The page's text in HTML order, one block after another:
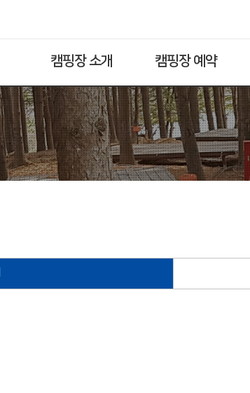
캠핑장 소개 캠핑장 예약